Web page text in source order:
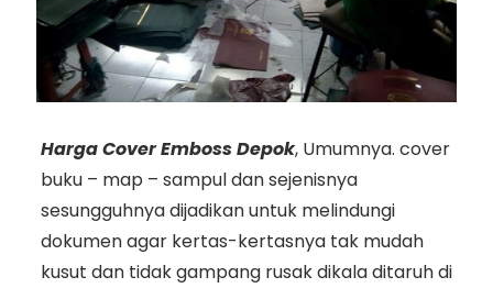
Harga Cover Emboss Depok, Umumnya. cover
buku – map – sampul dan sejenisnya
sesungguhnya dijadikan untuk melindungi
dokumen agar kertas-kertasnya tak mudah
kusut dan tidak gampang rusak dikala ditaruh di